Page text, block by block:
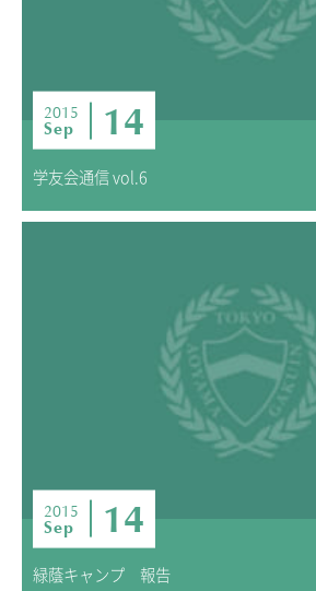
2015
Sep 14
学友会通信 vol.6
2015
Sep 14
緑蔭キャンプ 報告